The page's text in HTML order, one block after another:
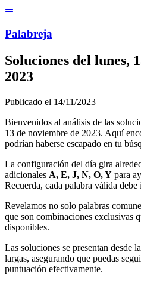
Palabreja
Soluciones del lunes,
2023
Publicado el 14/11/2023
Bienvenidos al análisis de las
13 de noviembre de 2023. Aquí
podrían haberse escapado en tu
La configuración del día gira
adicionales A, E, J, N, O, Y para
Recuerda, cada palabra válida
Revelamos no solo palabras
que son combinaciones exclusivas
disponibles.
Las soluciones se presentan desde
largas, asegurando que puedas
puntuación efectivamente.